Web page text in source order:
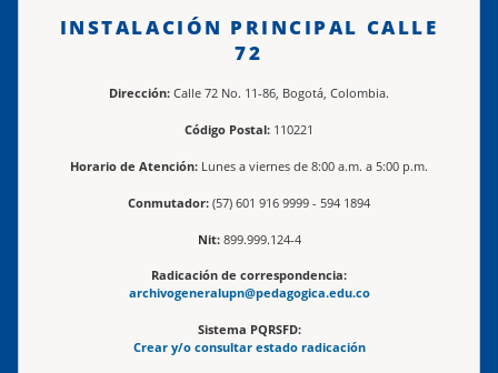
INSTALACIÓN PRINCIPAL CALLE
72
Dirección: Calle 72 No. 11-86, Bogotá, Colombia.
Código Postal: 110221
Horario de Atención: Lunes a viernes de 8:00 a.m. a 5:00 p.m.
Conmutador: (57) 601 916 9999 - 594 1894
Nit:899.999.124-4
Radicación de correspondencia:
archivogeneralupn@pedagogica.edu.co
Sistema PQRSFD:
Crear y/o consultar estado radicación